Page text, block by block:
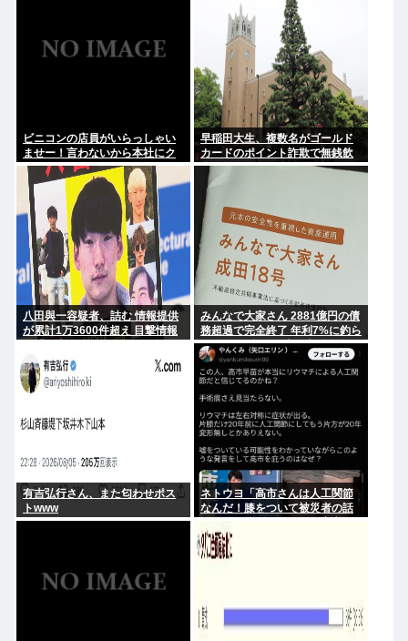
ビニコンの店員がいらっしゃい
ませー！言わないから本社にク
レームいれてやりましたよ！
www
早稲田大生、複数名がゴールド
カードのポイント詐欺で無銭飲
食
八田與一容疑者、詰む 情報提供
が累計1万3600件超え 目撃情報
みんなで大家さん 2881億円の債
務超過で完全終了 年利7%に釣ら
れた3万人超の弱者の老後資金
2000億円が消滅
有吉弘行さん、また匂わせポス
トwww
ネトウヨ「高市さんは人工関節
なんだ！膝をついて被災者の話
聞くとか拷問だろ！」⇒高市の
膝に人工関節の手術痕が見当た
らない